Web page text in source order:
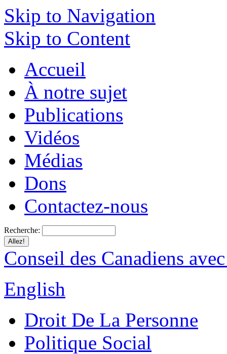
Skip to Navigation
Skip to Content
Accueil
À notre sujet
Publications
Vidéos
Médias
Dons
Contactez-nous
Recherche:
Conseil des Canadiens
English
Droit De La Personne
Politique Social